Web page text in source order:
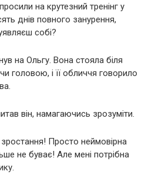
на крутезний тренінг у
днів повного занурення,
собі?
на Ольгу. Вона стояла біля
головою, і її обличчя говорило
він, намагаючись зрозуміти.
Просто неймовірна
не буває! Але мені потрібна